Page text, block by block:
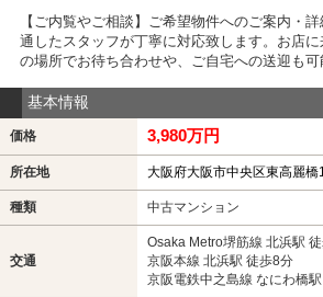
【ご内覧やご相談】ご希望物件へのご案内・
通したスタッフが丁寧に対応致します。お店
の場所でお待ち合わせや、ご自宅への送迎も可
基本情報
価格 3,980万円
所在地 大阪府大阪市中央区東高麗橋
種類 中古マンション
交通
Osaka Metro堺筋線 北浜駅
京阪本線 北浜駅 徒歩8分
京阪電鉄中之島線 なにわ橋